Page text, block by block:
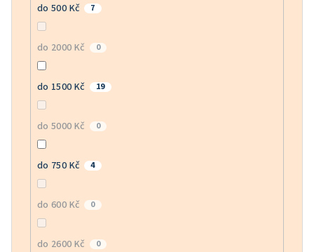
do 500 Kč 7
do 2000 Kč 0
do 1500 Kč 19
do 5000 Kč 0
do 750 Kč 4
do 600 Kč 0
do 2600 Kč 0